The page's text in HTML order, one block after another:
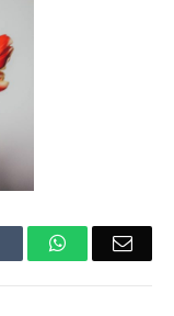
Tumblr WhatsApp